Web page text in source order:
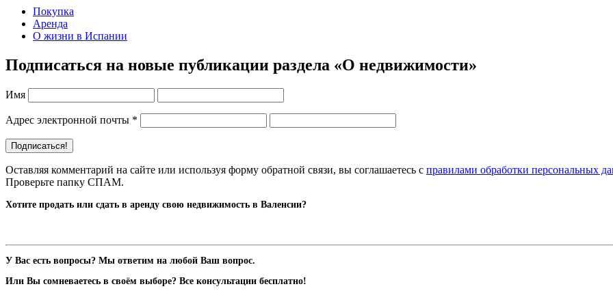
Покупка
Аренда
О жизни в Испании
Подписаться на новые публикации раздела «О недвижимости»
Имя
Адрес электронной почты *
Оставляя комментарий на сайте или используя форму обратной связи, вы соглашаетесь с правилами обработки персональных
Проверьте папку СПАМ.
Хотите продать или сдать в аренду свою недвижимость в Валенсии?
У Вас есть вопросы? Мы ответим на любой Ваш вопрос.
Или Вы сомневаетесь в своём выборе? Все консультации бесплатно!